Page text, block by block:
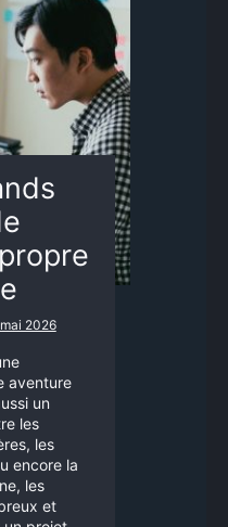
2026
aventure
un
les
les
encore la
les
et